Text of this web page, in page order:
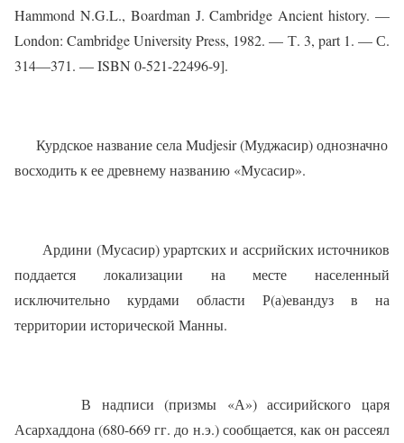
Hammond N.G.L., Boardman J. Cambridge Ancient history. —
London: Cambridge University Press, 1982. — Т. 3, part 1. — С.
314—371. — ISBN 0-521-22496-9].
Курдское название села Mudjesir (Муджасир) однозначно
восходить к ее древнему названию «Мусасир».
Ардини (Мусасир) урартских и ассрийских источников
поддается локализации на месте населенный
исключительно курдами области Р(а)евандуз в на
территории исторической Манны.
В надписи (призмы «А») ассирийского царя
Асархаддона (680-669 гг. до н.э.) сообщается, как он рассеял